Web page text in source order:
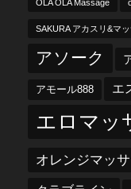
OLA OLA Massage
SAKURA アカスリ&マ
アソーク
アモール888 エ
エロマッ
オレンジマッ